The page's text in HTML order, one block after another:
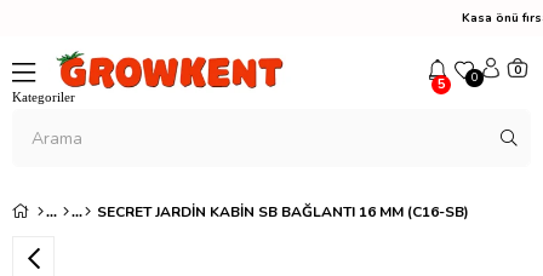
Kasa önü
5 0 0
SECRET JARDIN KABIN SB BAĞLANTI 16 MM (C16-SB)